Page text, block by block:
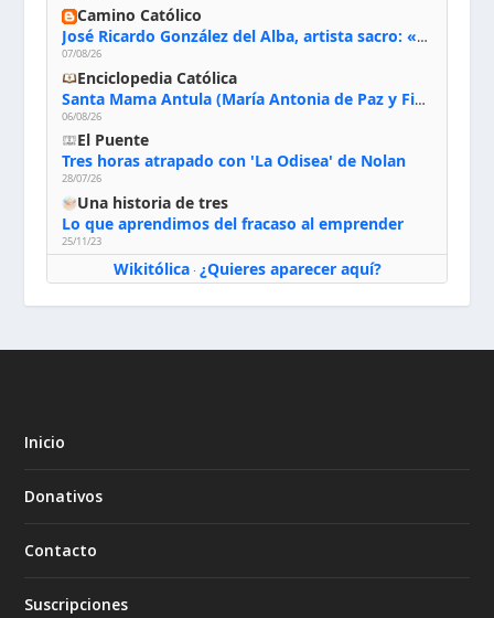
Camino Católico
José Ricardo González del Alba, artista sacro: «Yo oro, hablo con Dios, le pido al Espíritu Santo su inspiración y siempre pinto rezando el rosario para que sea Él quien actúe a través de mis manos»
07/08/26
Enciclopedia Católica
Santa Mama Antula (María Antonia de Paz y Figueroa)
06/08/26
El Puente
Tres horas atrapado con 'La Odisea' de Nolan
28/07/26
Una historia de tres
Lo que aprendimos del fracaso al emprender
25/11/23
Wikitólica· ¿Quieres aparecer aquí?
Inicio
Donativos
Contacto
Suscripciones